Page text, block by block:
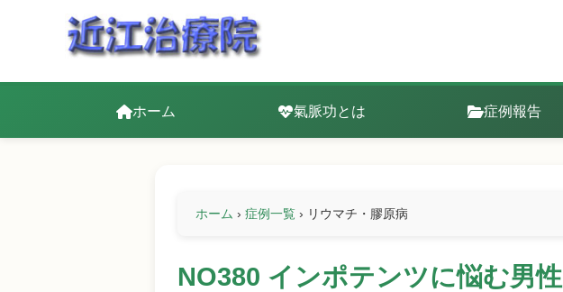
ホーム 氣脈功とは 症例報告
ホーム › 症例一覧 › リウマチ・膠原病
NO380 インポテンツに悩む男性